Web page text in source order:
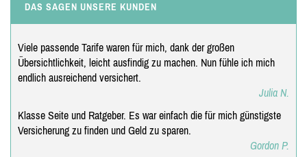
DAS SAGEN UNSERE KUNDEN
Viele passende Tarife waren für mich, dank der großen
Übersichtlichkeit, leicht ausfindig zu machen. Nun fühle ich mich
endlich ausreichend versichert.
Julia N.
Klasse Seite und Ratgeber. Es war einfach die für mich günstigste
Versicherung zu finden und Geld zu sparen.
Gordon P.